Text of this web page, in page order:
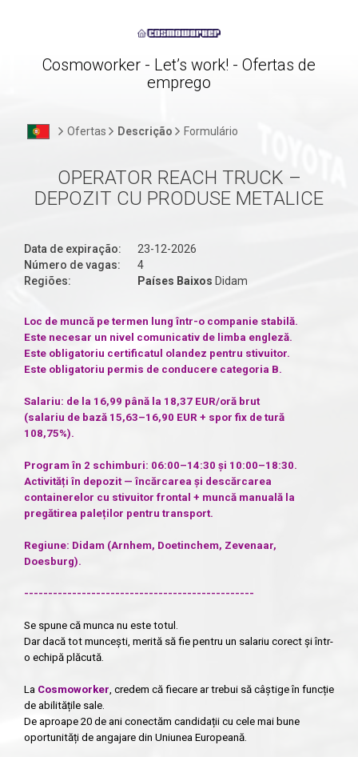
Cosmoworker - Let’s work! - Ofertas de
emprego
Ofertas Descrição Formulário
OPERATOR REACH TRUCK –
DEPOZIT CU PRODUSE METALICE
Data de expiração:
23-12-2026
Número de vagas:
4
Regiões:
Países Baixos Didam
Loc de muncă pe termen lung într-o companie stabilă.
Este necesar un nivel comunicativ de limba engleză.
Este obligatoriu certificatul olandez pentru stivuitor.
Este obligatoriu permis de conducere categoria B.
Salariu: de la 16,99 până la 18,37 EUR/oră brut
(salariu de bază 15,63–16,90 EUR + spor fix de tură
108,75%).
Program în 2 schimburi: 06:00–14:30 și 10:00–18:30.
Activități în depozit — încărcarea și descărcarea
containerelor cu stivuitor frontal + muncă manuală la
pregătirea paleților pentru transport.
Regiune: Didam (Arnhem, Doetinchem, Zevenaar,
Doesburg).
------------------------------------------------
Se spune că munca nu este totul.
Dar dacă tot muncești, merită să fie pentru un salariu corect și într-
o echipă plăcută.
La Cosmoworker, credem că fiecare ar trebui să câștige în funcție
de abilitățile sale.
De aproape 20 de ani conectăm candidații cu cele mai bune
oportunități de angajare din Uniunea Europeană.